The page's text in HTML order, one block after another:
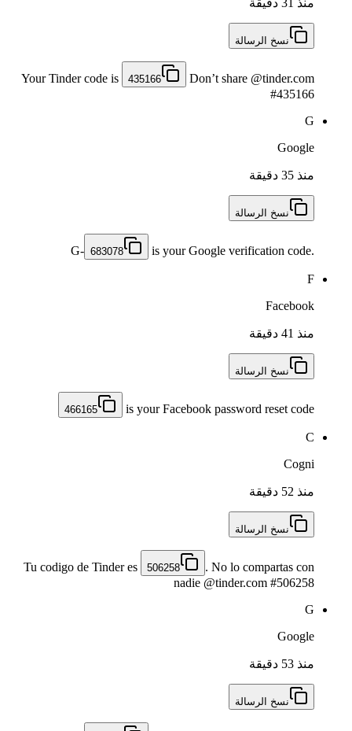
نسخ الرسالة
Your Tinder code is 435166
Don’t share @tinder.com
#435166
G
Google
منذ 35 دقيقة
نسخ الرسالة
G- 683078 is your Google verification code.
F
Facebook
منذ 41 دقيقة
نسخ الرسالة
466165 is your Facebook password reset code
C
Cogni
منذ 52 دقيقة
نسخ الرسالة
Tu codigo de Tinder es 506258
. No lo compartas con
nadie @tinder.com #506258
G
Google
منذ 53 دقيقة
نسخ الرسالة